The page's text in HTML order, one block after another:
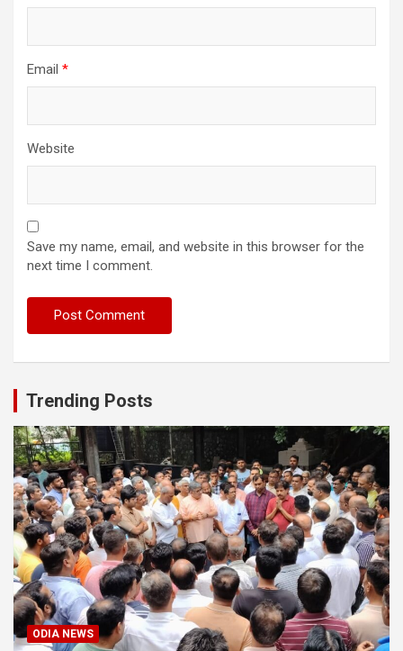
Email *
Website
Save my name, email, and website in this browser for the
next time I comment.
Trending Posts
ODIA NEWS